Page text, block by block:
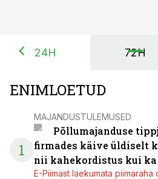
24H 72H
ENIMLOETUD
1
MAJANDUSTULEMUSED
Põllumajanduse
firmades käive üldiselt
nii kahekordistus kui
E-Piimast laekumata piimaraha